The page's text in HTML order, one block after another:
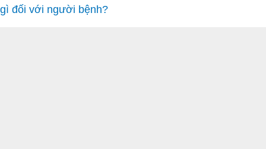
gì đối với người bệnh?